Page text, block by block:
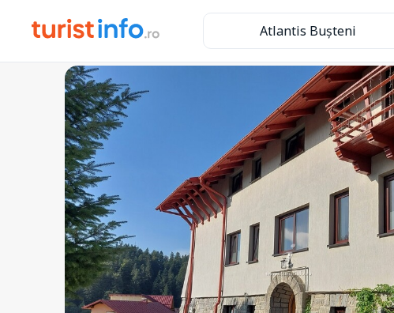
Atlantis Bușteni